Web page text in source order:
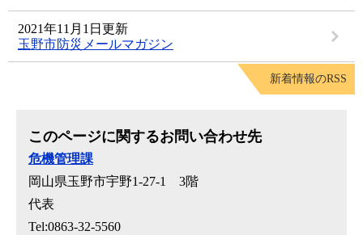
2021年11月1日更新
玉野市防災メールマガジン
新着情報のRSS
このページに関するお問い合わせ先
危機管理課
岡山県玉野市宇野1-27-1 3階
代表
Tel:0863-32-5560